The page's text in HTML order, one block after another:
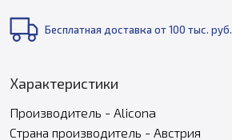
Бесплатная доставка от 100 тыс. руб.
Характеристики
Производитель - Alicona
Страна производитель - Австрия